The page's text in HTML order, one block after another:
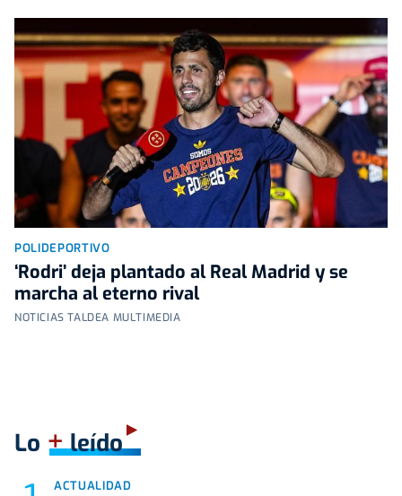
POLIDEPORTIVO
‘Rodri’ deja plantado al Real Madrid y se
marcha al eterno rival
NOTICIAS TALDEA MULTIMEDIA
Lo +leído
ACTUALIDAD